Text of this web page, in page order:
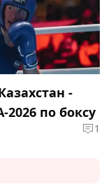
-
по боксу
1